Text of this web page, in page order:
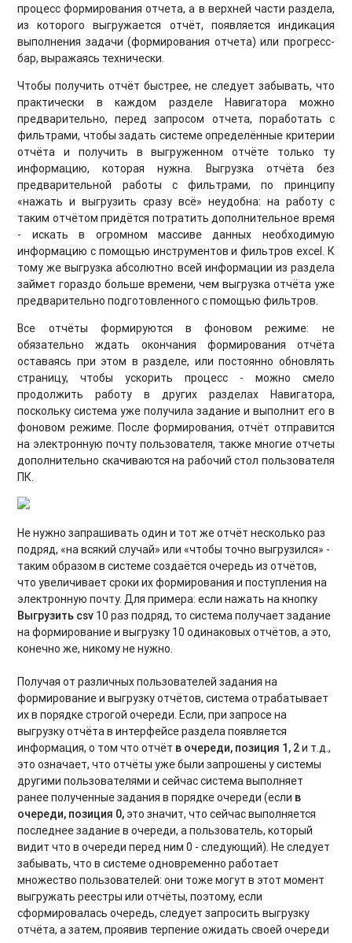
процесс формирования отчета, а в верхней части раздела,
из которого выгружается отчёт, появляется индикация
выполнения задачи (формирования отчета) или прогресс-
бар, выражаясь технически.
Чтобы получить отчёт быстрее, не следует забывать, что
практически в каждом разделе Навигатора можно
предварительно, перед запросом отчета, поработать с
фильтрами, чтобы задать системе определённые критерии
отчёта и получить в выгруженном отчёте только ту
информацию, которая нужна. Выгрузка отчёта без
предварительной работы с фильтрами, по принципу
«нажать и выгрузить сразу всё» неудобна: на работу с
таким отчётом придётся потратить дополнительное время
- искать в огромном массиве данных необходимую
информацию с помощью инструментов и фильтров excel. К
тому же выгрузка абсолютно всей информации из раздела
займет гораздо больше времени, чем выгрузка отчёта уже
предварительно подготовленного с помощью фильтров.
Все отчёты формируются в фоновом режиме: не
обязательно ждать окончания формирования отчёта
оставаясь при этом в разделе, или постоянно обновлять
страницу, чтобы ускорить процесс - можно смело
продолжить работу в других разделах Навигатора,
поскольку система уже получила задание и выполнит его в
фоновом режиме. После формирования, отчёт отправится
на электронную почту пользователя, также многие отчеты
дополнительно скачиваются на рабочий стол пользователя
ПК.
Не нужно запрашивать один и тот же отчёт несколько раз
подряд, «на всякий случай» или «чтобы точно выгрузился» -
таким образом в системе создаётся очередь из отчётов,
что увеличивает сроки их формирования и поступления на
электронную почту. Для примера: если нажать на кнопку
Выгрузить csv 10 раз подряд, то система получает задание
на формирование и выгрузку 10 одинаковых отчётов, а это,
конечно же, никому не нужно.
Получая от различных пользователей задания на
формирование и выгрузку отчётов, система отрабатывает
их в порядке строгой очереди. Если, при запросе на
выгрузку отчёта в интерфейсе раздела появляется
информация, о том что отчёт в очереди, позиция 1, 2и т.д.,
это означает, что отчёты уже были запрошены у системы
другими пользователями и сейчас система выполняет
ранее полученные задания в порядке очереди (если в
очереди, позиция 0, это значит, что сейчас выполняется
последнее задание в очереди, а пользователь, который
видит что в очереди перед ним 0 - следующий). Не следует
забывать, что в системе одновременно работает
множество пользователей: они тоже могут в этот момент
выгружать реестры или отчёты, поэтому, если
сформировалась очередь, следует запросить выгрузку
отчёта, а затем, проявив терпение ожидать своей очереди